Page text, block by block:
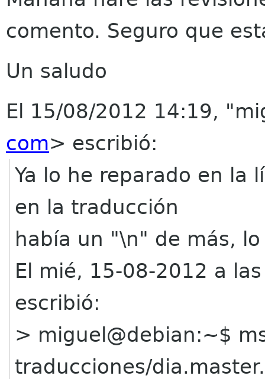
comento. Seguro que
Un saludo
El 15/08/2012 14:19,
com> escribió:
Ya lo he reparado en la
en la traducción
había un "\n" de más,
El mié, 15-08-2012 a
escribió:
> miguel@debian:~$
traducciones/